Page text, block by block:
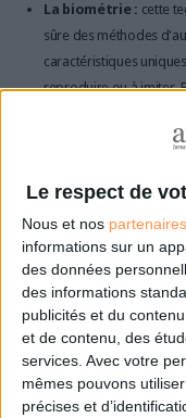
Le respect de
Nous et nos partenaires
informations sur un
des données
des informations
publicités et du
et de contenu, des
services. Avec votre
mêmes pouvons
précises et
La biométrie : cette
sûre des méthodes
caractéristiques
reproduire ou à imiter.
secondes simplement
(reconnaissance
souvenir de mots de
La vérification des
vérifier l'identité d'une
bancaire et pénal.
Pour tout savoir
lutter
l'édition 2023 du
entièrement